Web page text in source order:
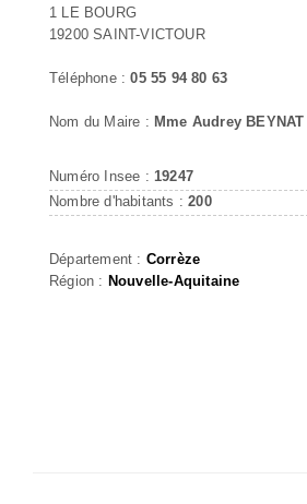
1 LE BOURG
19200 SAINT-VICTOUR
Téléphone :05 55 94 80 63
Nom du Maire : Mme Audrey BEYNAT
Numéro Insee : 19247
Nombre d'habitants :200
Département : Corrèze
Région : Nouvelle-Aquitaine